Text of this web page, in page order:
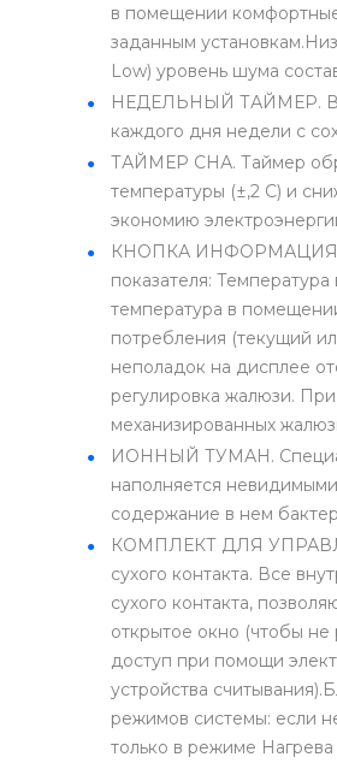
в помещении
заданным
Low) уровень шума
НЕДЕЛЬНЫЙ ТАЙМЕР.
каждого дня недели с
ТАЙМЕР СНА. Таймер
температуры (±,2 C) и
экономию
КНОПКА ИНФОРМАЦИЯ.
показателя:
температура в
потребления (текущий
неполадок на дисплее
регулировка жалюзи.
механизированных
ИОННЫЙ ТУМАН.
наполняется
содержание в нем
КОМПЛЕКТ ДЛЯ
сухого контакта. Все
сухого контакта,
открытое окно (чтобы не
доступ при помощи
устройства
режимов системы: если
только в режиме